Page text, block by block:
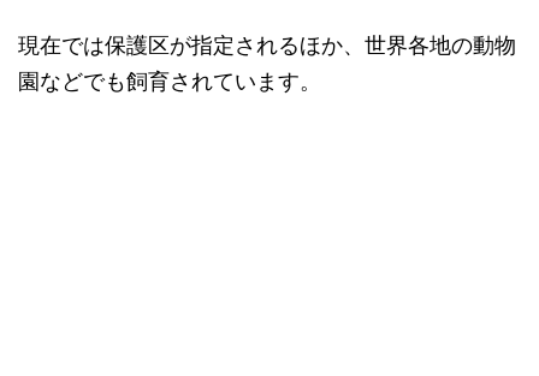
現在では保護区が指定されるほか、世界各地の動物
園などでも飼育されています。